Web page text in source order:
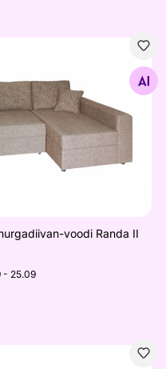
nurgadiivan-voodi Randa II
Otsi sarnaseid
voodi Randa II
- 25.09